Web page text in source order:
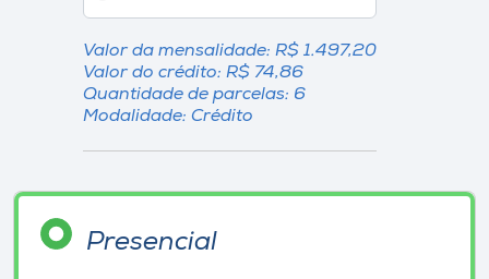
Diplomados
Cultura
Biblioteca
Valor da mensalidade: R$ 1.497,20
Valor do crédito: R$ 74,86
Quantidade de parcelas: 6
Modalidade: Crédito
Presencial